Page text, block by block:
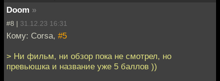
Doom »
#8 | 31.12.23 16:31
Кому: Corsa, #5
> Ни фильм, ни обзор пока не смотрел, но
превьюшка и название уже 5 баллов ))